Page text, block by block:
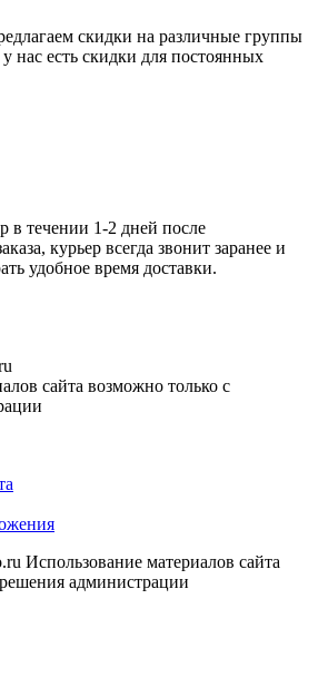
скидки на различные группы
нас есть скидки для постоянных
в течении 1-2 дней после
курьер всегда звонит заранее и
удобное время доставки.
сайта возможно только с
Использование материалов сайта
администрации